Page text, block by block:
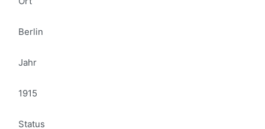
Berlin
Jahr
1915
Status